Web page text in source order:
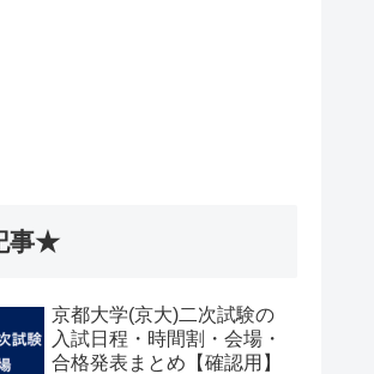
事★
京都大学(京大)二次試験の
入試日程・時間割・会場・
合格発表まとめ【確認用】